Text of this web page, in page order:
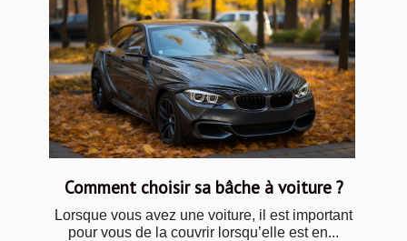
Comment choisir sa bâche à voiture ?
Lorsque vous avez une voiture, il est important
pour vous de la couvrir lorsqu’elle est en...